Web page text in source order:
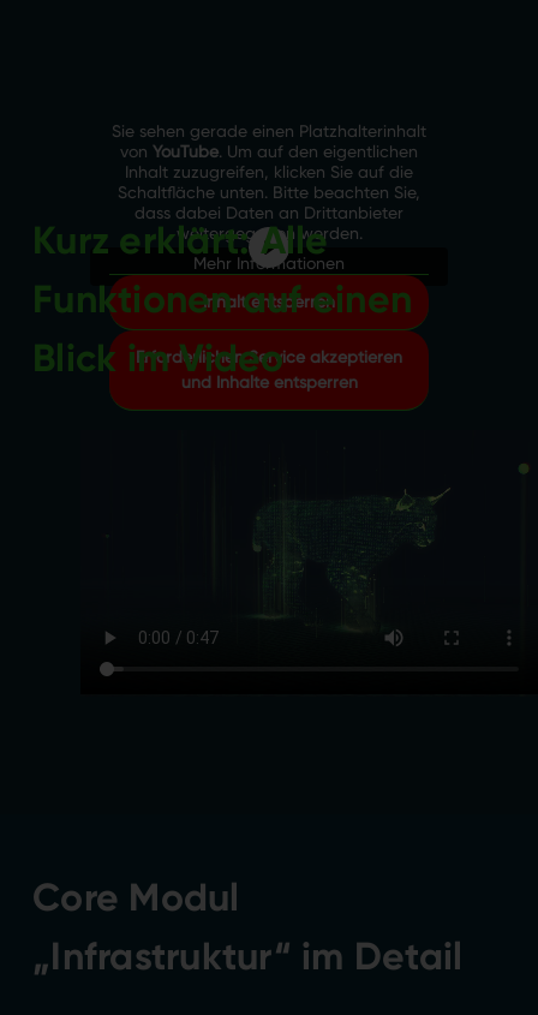
Sie sehen gerade einen Platzhalterinhalt
von YouTube. Um auf den eigentlichen
Inhalt zuzugreifen, klicken Sie auf die
Schaltfläche unten. Bitte beachten Sie,
dass dabei Daten an Drittanbieter
weitergegeben werden.
Mehr Informationen
Inhalt entsperren
Erforderlichen Service akzeptieren
und Inhalte entsperren
Kurz erklärt: Alle
Funktionen auf einen
Blick im Video
Core Modul
„Infrastruktur“ im Detail